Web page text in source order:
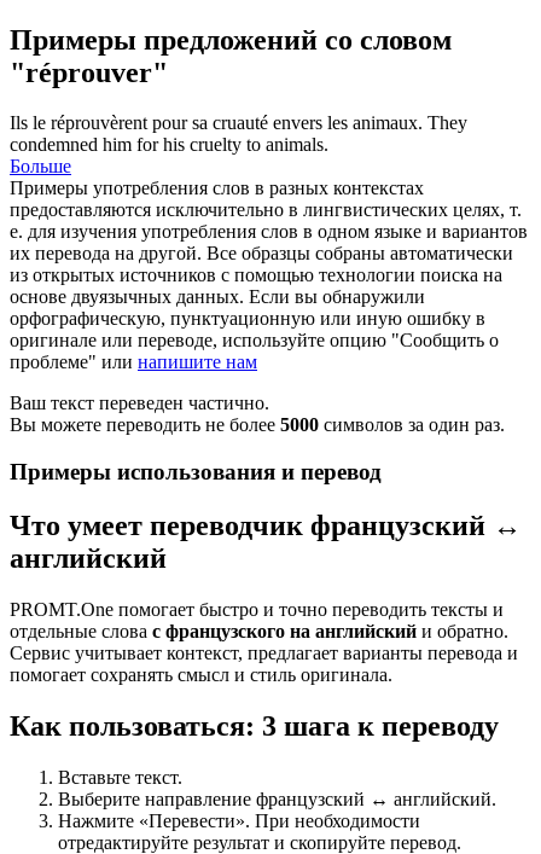
Примеры предложений со словом
"réprouver"
Ils le réprouvèrentpour sa cruauté envers les animaux. They
condemned him for his cruelty to animals.
Больше
Примеры употребления слов в разных контекстах
предоставляются исключительно в лингвистических целях, т.
е. для изучения употребления слов в одном языке и вариантов
их перевода на другой. Все образцы собраны автоматически
из открытых источников с помощью технологии поиска на
основе двуязычных данных. Если вы обнаружили
орфографическую, пунктуационную или иную ошибку в
оригинале или переводе, используйте опцию "Сообщить о
проблеме" или напишите нам
Ваш текст переведен частично.
Вы можете переводить не более 5000 символов за один раз.
Примеры использования и перевод
Что умеет переводчик французский ↔
английский
PROMT.One помогает быстро и точно переводить тексты и
отдельные слова с французского на английский и обратно.
Сервис учитывает контекст, предлагает варианты перевода и
помогает сохранять смысл и стиль оригинала.
Как пользоваться: 3 шага к переводу
Вставьте текст.
Выберите направление французский ↔ английский.
Нажмите «Перевести». При необходимости
отредактируйте результат и скопируйте перевод.